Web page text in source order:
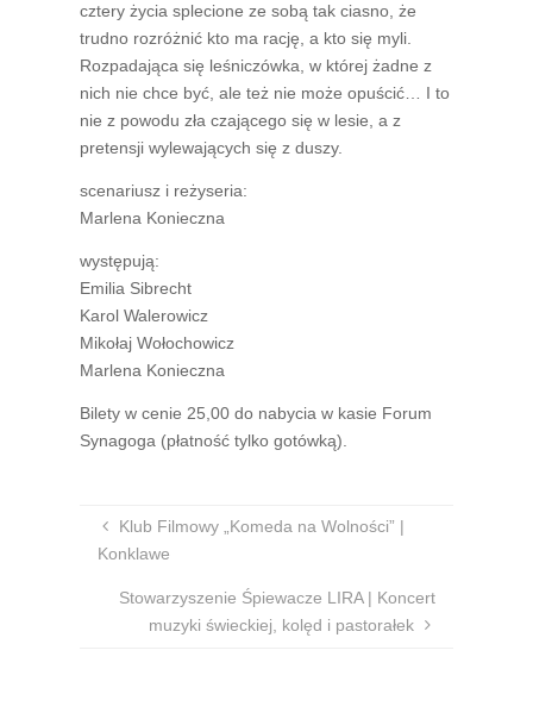
cztery życia splecione ze sobą tak ciasno, że
trudno rozróżnić kto ma rację, a kto się myli.
Rozpadająca się leśniczówka, w której żadne z
nich nie chce być, ale też nie może opuścić… I to
nie z powodu zła czającego się w lesie, a z
pretensji wylewających się z duszy.
scenariusz i reżyseria:
Marlena Konieczna
występują:
Emilia Sibrecht
Karol Walerowicz
Mikołaj Wołochowicz
Marlena Konieczna
Bilety w cenie 25,00 do nabycia w kasie Forum
Synagoga (płatność tylko gotówką).
Klub Filmowy „Komeda na Wolności” |
Konklawe
Stowarzyszenie Śpiewacze LIRA | Koncert
muzyki świeckiej, kolęd i pastorałek